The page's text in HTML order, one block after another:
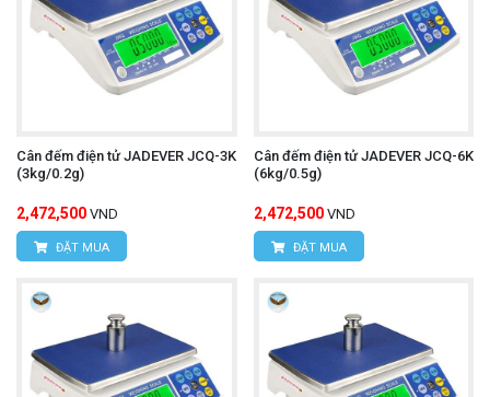
Cân đếm điện tử JADEVER JCQ-3K
(3kg/0.2g)
2,472,500 VND
ĐẶT MUA
Cân đếm điện tử JADEVER JCQ-6K
(6kg/0.5g)
2,472,500 VND
ĐẶT MUA